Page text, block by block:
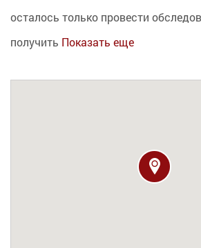
осталось только провести
получить Показать еще